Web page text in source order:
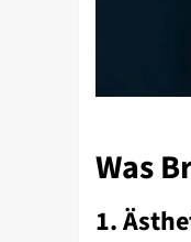
Was
1.